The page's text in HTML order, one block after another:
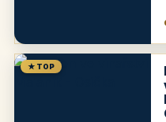
★ TOP